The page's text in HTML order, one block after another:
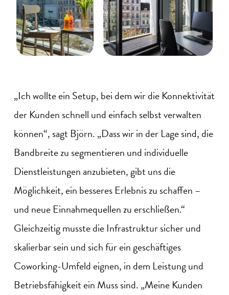
„Ich wollte ein Setup, bei dem wir die Konnektivität
der Kunden schnell und einfach selbst verwalten
können“, sagt Björn. „Dass wir in der Lage sind, die
Bandbreite zu segmentieren und individuelle
Dienstleistungen anzubieten, gibt uns die
Möglichkeit, ein besseres Erlebnis zu schaffen –
und neue Einnahmequellen zu erschließen.“
Gleichzeitig musste die Infrastruktur sicher und
skalierbar sein und sich für ein geschäftiges
Coworking-Umfeld eignen, in dem Leistung und
Betriebsfähigkeit ein Muss sind. „Meine Kunden